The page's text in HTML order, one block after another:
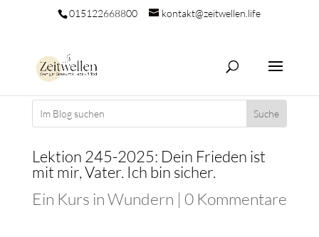
015122668800 kontakt@zeitwellen.life
Lektion 245-2025: Dein Frieden ist
mit mir, Vater. Ich bin sicher.
Ein Kurs in Wundern | 0 Kommentare